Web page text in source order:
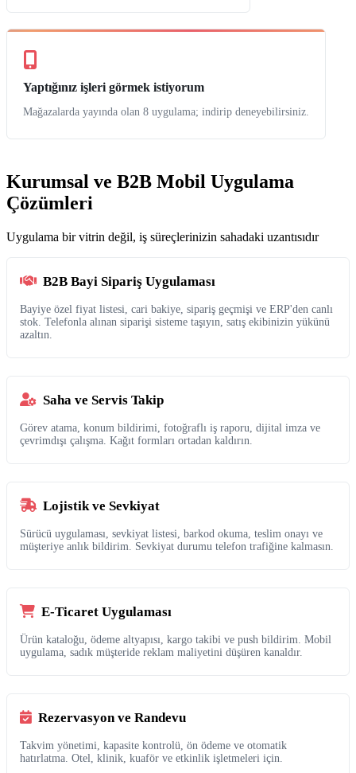
Yaptığınız işleri görmek istiyorum
Mağazalarda yayında olan 8 uygulama; indirip deneyebilirsiniz.
Kurumsal ve B2B Mobil Uygulama
Çözümleri
Uygulama bir vitrin değil, iş süreçlerinizin sahadaki uzantısıdır
B2B Bayi Sipariş Uygulaması
Bayiye özel fiyat listesi, cari bakiye, sipariş geçmişi ve ERP'den canlı
stok. Telefonla alınan siparişi sisteme taşıyın, satış ekibinizin yükünü
azaltın.
Saha ve Servis Takip
Görev atama, konum bildirimi, fotoğraflı iş raporu, dijital imza ve
çevrimdışı çalışma. Kağıt formları ortadan kaldırın.
Lojistik ve Sevkiyat
Sürücü uygulaması, sevkiyat listesi, barkod okuma, teslim onayı ve
müşteriye anlık bildirim. Sevkiyat durumu telefon trafiğine kalmasın.
E-Ticaret Uygulaması
Ürün kataloğu, ödeme altyapısı, kargo takibi ve push bildirim. Mobil
uygulama, sadık müşteride reklam maliyetini düşüren kanaldır.
Rezervasyon ve Randevu
Takvim yönetimi, kapasite kontrolü, ön ödeme ve otomatik
hatırlatma. Otel, klinik, kuaför ve etkinlik işletmeleri için.